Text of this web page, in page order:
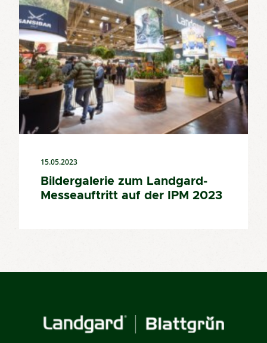
15.05.2023
Bildergalerie zum Landgard-
Messeauftritt auf der IPM 2023